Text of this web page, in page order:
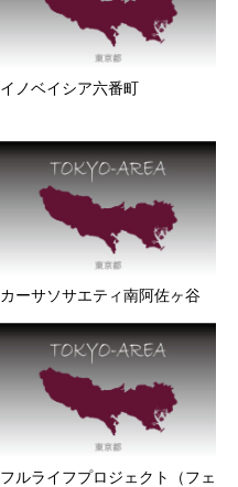
イノベイシア六番町
カーサソサエティ南阿佐ヶ谷
フルライフプロジェクト（フェ